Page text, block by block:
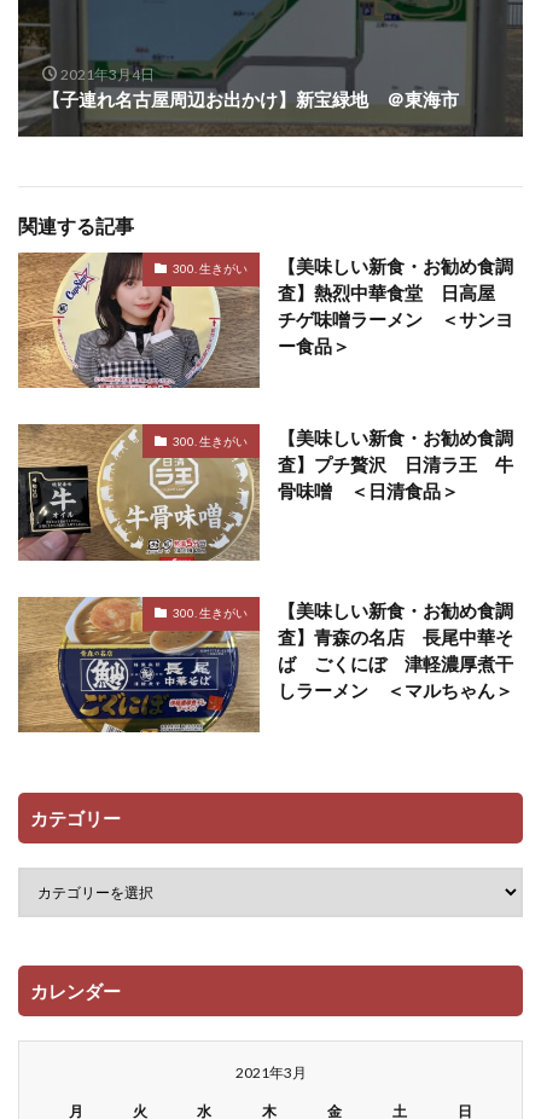
2021年3月4日
【子連れ名古屋周辺お出かけ】新宝緑地 ＠東海市
関連する記事
300. 生きがい
【美味しい新食・お勧め食調
査】熱烈中華食堂 日高屋
チゲ味噌ラーメン ＜サンヨ
ー食品＞
300. 生きがい
【美味しい新食・お勧め食調
査】プチ贅沢 日清ラ王 牛
骨味噌 ＜日清食品＞
300. 生きがい
【美味しい新食・お勧め食調
査】青森の名店 長尾中華そ
ば ごくにぼ 津軽濃厚煮干
しラーメン ＜マルちゃん＞
カテゴリー
カレンダー
2021年3月
月 火 水 木 金 土 日